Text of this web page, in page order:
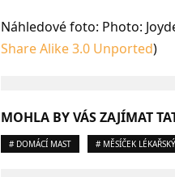
Náhledové foto: Photo:
Share Alike 3.0 Unported)
MOHLA BY VÁS ZAJÍMAT
# DOMÁCÍ MAST # MĚSÍČEK LÉKAŘSKÝ